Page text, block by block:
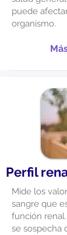
puede
organismo.
Perfil
Mide los
sangre que
función
se sospecha